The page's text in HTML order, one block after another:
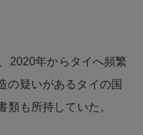
2020年からタイへ頻繁
の疑いがあるタイの国
類も所持していた。